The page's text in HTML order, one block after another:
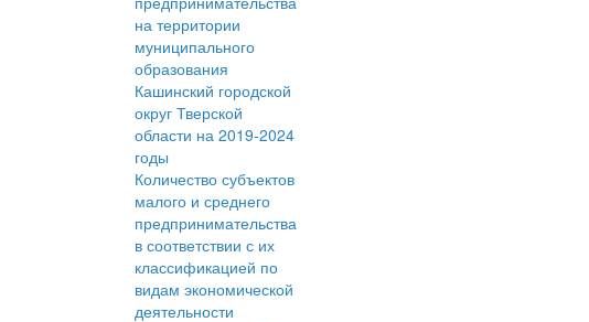
на территории
муниципального
образования
Кашинский городской
округ Тверской
области на 2019-2024
годы
Количество субъектов
малого и среднего
предпринимательства
в соответствии с их
классификацией по
видам экономической
деятельности